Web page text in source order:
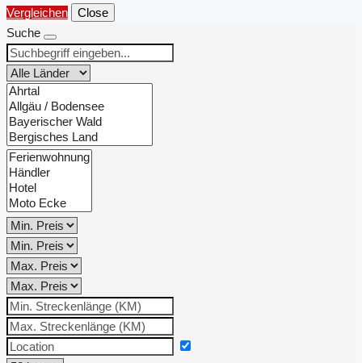
Vergleichen
Close
Suche